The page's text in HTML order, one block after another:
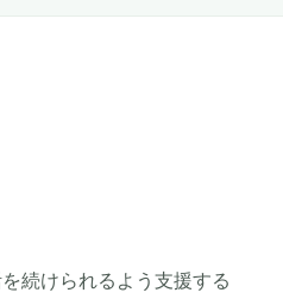
続けられるよう支援する